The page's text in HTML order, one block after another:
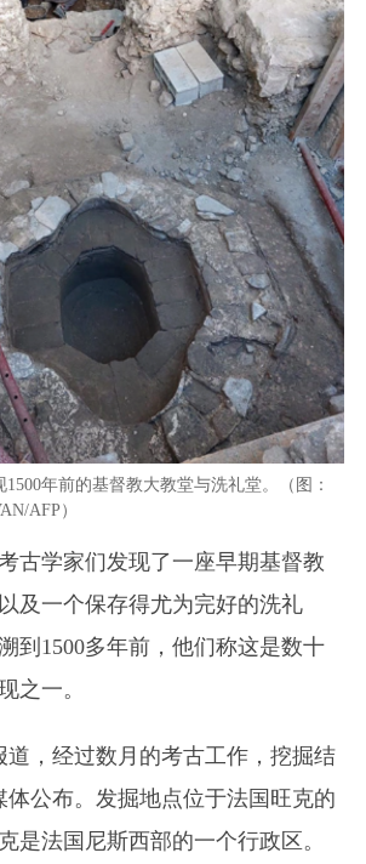
年前的基督教大教堂与洗礼堂。（图：
AFP）
古学家们发现了一座早期基督教
及一个保存得尤为完好的洗礼
到1500多年前，他们称这是数十
之一。
道，经过数月的考古工作，挖掘结
体公布。发掘地点位于法国旺克的
是法国尼斯西部的一个行政区。